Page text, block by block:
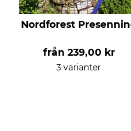
Nordforest
från 239,00 kr
3 varianter